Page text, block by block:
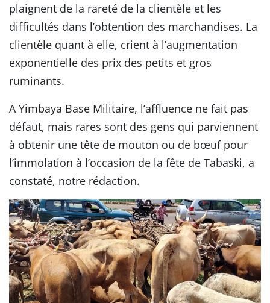
plaignent de la rareté de la clientèle et les
difficultés dans l’obtention des marchandises. La
clientèle quant à elle, crient à l’augmentation
exponentielle des prix des petits et gros
ruminants.
A Yimbaya Base Militaire, l’affluence ne fait pas
défaut, mais rares sont des gens qui parviennent
à obtenir une tête de mouton ou de bœuf pour
l’immolation à l’occasion de la fête de Tabaski, a
constaté, notre rédaction.